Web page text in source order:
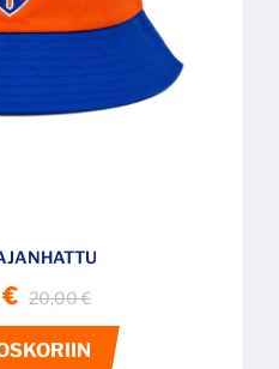
20,00 €